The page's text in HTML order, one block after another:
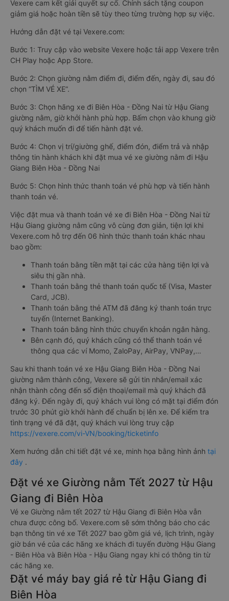
Vexere cam kết giải quyết sự cố. Chính sách tặng coupon
giảm giá hoặc hoàn tiền sẽ tùy theo từng trường hợp sự việc.
Hướng dẫn đặt vé tại Vexere.com:
Bước 1: Truy cập vào website Vexere hoặc tải app Vexere trên
CH Play hoặc App Store.
Bước 2: Chọn giường nằm điểm đi, điểm đến, ngày đi, sau đó
chọn “TÌM VÉ XE”.
Bước 3: Chọn hãng xe đi Biên Hòa - Đồng Nai từ Hậu Giang
giường nằm, giờ khởi hành phù hợp. Bấm chọn vào khung giờ
quý khách muốn đi để tiến hành đặt vé.
Bước 4: Chọn vị trí/giường ghế, điểm đón, điểm trả và nhập
thông tin hành khách khi đặt mua vé xe giường nằm đi Hậu
Giang Biên Hòa - Đồng Nai
Bước 5: Chọn hình thức thanh toán vé phù hợp và tiến hành
thanh toán vé.
Việc đặt mua và thanh toán vé xe đi Biên Hòa - Đồng Nai từ
Hậu Giang giường nằm cũng vô cùng đơn giản, tiện lợi khi
Vexere.com hỗ trợ đến 06 hình thức thanh toán khác nhau
bao gồm:
Thanh toán bằng tiền mặt tại các cửa hàng tiện lợi và
siêu thị gần nhà.
Thanh toán bằng thẻ thanh toán quốc tế (Visa, Master
Card, JCB).
Thanh toán bằng thẻ ATM đã đăng ký thanh toán trực
tuyến (Internet Banking).
Thanh toán bằng hình thức chuyển khoản ngân hàng.
Bên cạnh đó, quý khách cũng có thể thanh toán vé
thông qua các ví Momo, ZaloPay, AirPay, VNPay,…
Sau khi thanh toán vé xe Hậu Giang Biên Hòa - Đồng Nai
giường nằm thành công, Vexere sẽ gửi tin nhắn/email xác
nhận thành công đến số điện thoại/email mà quý khách đã
đăng ký. Đến ngày đi, quý khách vui lòng có mặt tại điểm đón
trước 30 phút giờ khởi hành để chuẩn bị lên xe. Để kiểm tra
tình trạng vé đã đặt, quý khách vui lòng truy cập
https://vexere.com/vi-VN/booking/ticketinfo
Xem hướng dẫn chi tiết đặt vé xe, minh họa bằng hình ảnh tại
đây .
Đặt vé xe Giường nằm Tết 2027 từ Hậu
Giang đi Biên Hòa
Vé xe Giường nằm tết 2027 từ Hậu Giang đi Biên Hòa vẫn
chưa được công bố. Vexere.com sẽ sớm thông báo cho các
bạn thông tin vé xe Tết 2027 bao gồm giá vé, lịch trình, ngày
giờ bán vé của các hãng xe khách đi tuyến đường Hậu Giang
- Biên Hòa và Biên Hòa - Hậu Giang ngay khi có thông tin từ
các hãng xe.
Đặt vé máy bay giá rẻ từ Hậu Giang đi
Biên Hòa